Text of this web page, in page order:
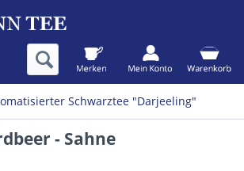
Schwarztee "Darjeeling"
- Sahne